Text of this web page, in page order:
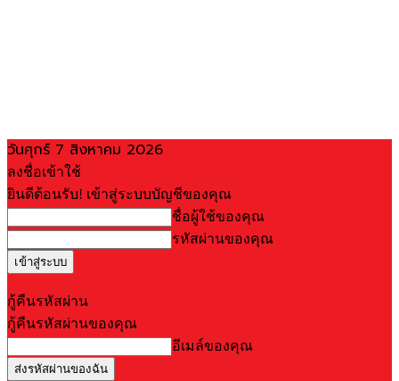
วันศุกร์ 7 สิงหาคม 2026
ลงชื่อเข้าใช้
ยินดีต้อนรับ! เข้าสู่ระบบบัญชีของคุณ
ชื่อผู้ใช้ของคุณ
รหัสผ่านของคุณ
กู้คืนรหัสผ่าน
กู้คืนรหัสผ่านของคุณ
อีเมล์ของคุณ